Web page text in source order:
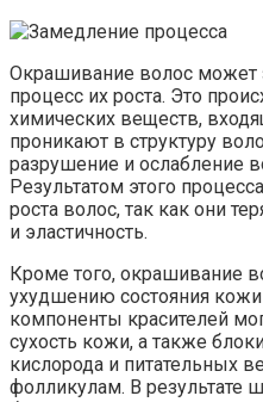
Окрашивание волос может
процесс их роста. Это
химических веществ,
проникают в структуру
разрушение и ослабление
Результатом этого
роста волос, так как они
и эластичность.
Кроме того, окрашивание
ухудшению состояния
компоненты красителей
сухость кожи, а также
кислорода и питательных
фолликулам. В результате